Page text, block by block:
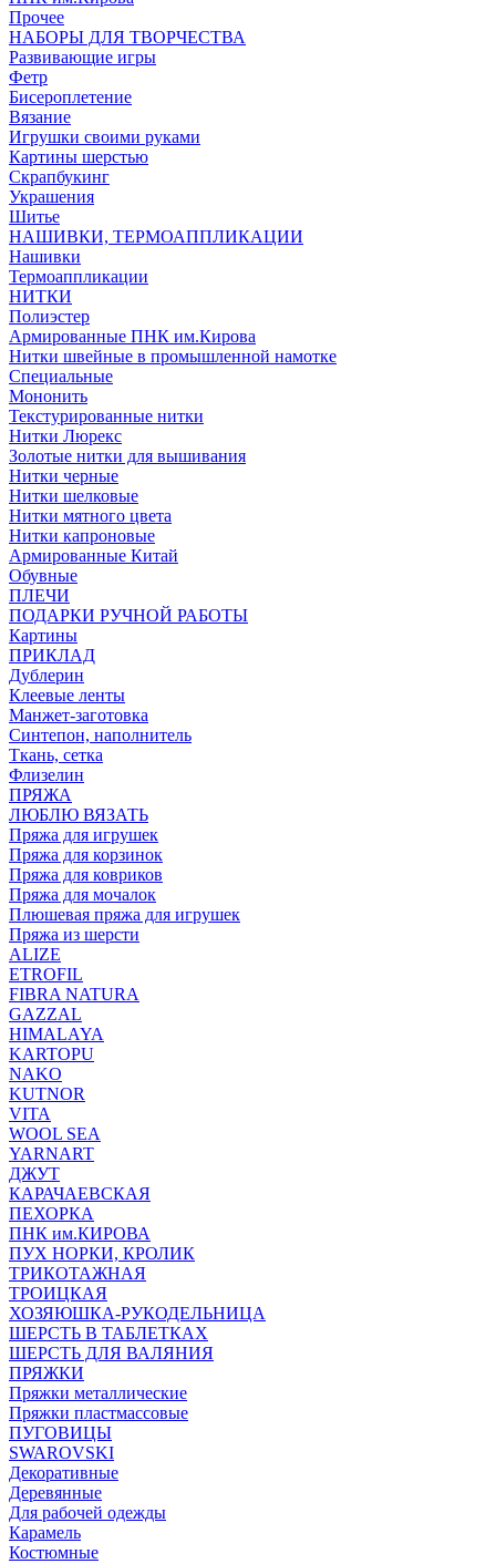
Прочее
НАБОРЫ ДЛЯ ТВОРЧЕСТВА
Развивающие игры
Фетр
Бисероплетение
Вязание
Игрушки своими руками
Картины шерстью
Скрапбукинг
Украшения
Шитье
НАШИВКИ, ТЕРМОАППЛИКАЦИИ
Нашивки
Термоаппликации
НИТКИ
Полиэстер
Армированные ПНК им.Кирова
Нитки швейные в промышленной намотке
Специальные
Мононить
Текстурированные нитки
Нитки Люрекс
Золотые нитки для вышивания
Нитки черные
Нитки шелковые
Нитки мятного цвета
Нитки капроновые
Армированные Китай
Обувные
ПЛЕЧИ
ПОДАРКИ РУЧНОЙ РАБОТЫ
Картины
ПРИКЛАД
Дублерин
Клеевые ленты
Манжет-заготовка
Синтепон, наполнитель
Ткань, сетка
Флизелин
ПРЯЖА
ЛЮБЛЮ ВЯЗАТЬ
Пряжа для игрушек
Пряжа для корзинок
Пряжа для ковриков
Пряжа для мочалок
Плюшевая пряжа для игрушек
Пряжа из шерсти
ALIZE
ETROFIL
FIBRA NATURA
GAZZAL
HIMALAYA
KARTOPU
NAKO
KUTNOR
VITA
WOOL SEA
YARNART
ДЖУТ
КАРАЧАЕВСКАЯ
ПЕХОРКА
ПНК им.КИРОВА
ПУХ НОРКИ, КРОЛИК
ТРИКОТАЖНАЯ
ТРОИЦКАЯ
ХОЗЯЮШКА-РУКОДЕЛЬНИЦА
ШЕРСТЬ В ТАБЛЕТКАХ
ШЕРСТЬ ДЛЯ ВАЛЯНИЯ
ПРЯЖКИ
Пряжки металлические
Пряжки пластмассовые
ПУГОВИЦЫ
SWAROVSKI
Декоративные
Деревянные
Для рабочей одежды
Карамель
Костюмные